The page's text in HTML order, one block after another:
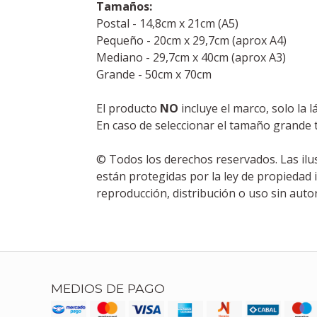
Tamaños:
Postal - 14,8cm x 21cm (A5)
Pequeño - 20cm x 29,7cm (aprox A4)
Mediano - 29,7cm x 40cm (aprox A3)
Grande - 50cm x 70cm
El producto NO incluye el marco, solo la
En caso de seleccionar el tamaño
© Todos los derechos reservados. Las
están protegidas por la ley de propiedad
reproducción, distribución o uso sin
MEDIOS DE PAGO